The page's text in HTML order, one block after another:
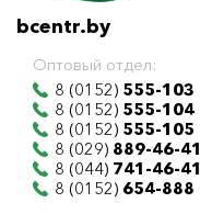
bcentr.by
Оптовый отдел:
8 (0152) 555-103
8 (0152) 555-104
8 (0152) 555-105
8 (029) 889-46-41
8 (044) 741-46-41
8 (0152) 654-888